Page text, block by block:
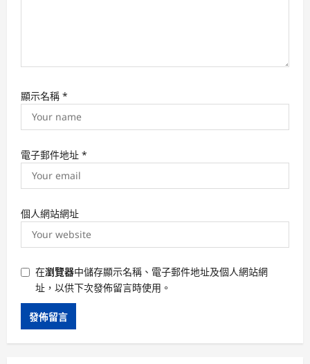
顯示名稱 *
電子郵件地址 *
個人網站網址
在瀏覽器中儲存顯示名稱、電子郵件地址及個人網站網
址，以供下次發佈留言時使用。